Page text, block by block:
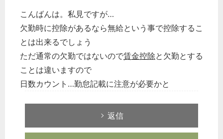
こんばんは。私見ですが…
欠勤時に控除があるなら無給という事で控除するこ
とは出来るでしょう
ただ通常の欠勤ではないので賃金控除と欠勤とする
ことは違いますので
日数カウント…勤怠記載に注意が必要かと
返信